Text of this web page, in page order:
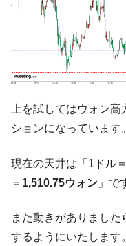
『Money1』
韓国政
ータセンター整備」⇒
『Money1』
JPモル
ほぼ終わった」
『Money1』
韓国『
『Money1』
韓国政
ャンペーン」⇒ あの名
『Money1』
韓国「
営業利益80.2％も減少
『Money1』
米国下
上を試してはウォン
ションになっています。
現在の天井は「1ドル＝
＝ 1,510.75ウォン 」で
また動きがありまし
するようにいたします。